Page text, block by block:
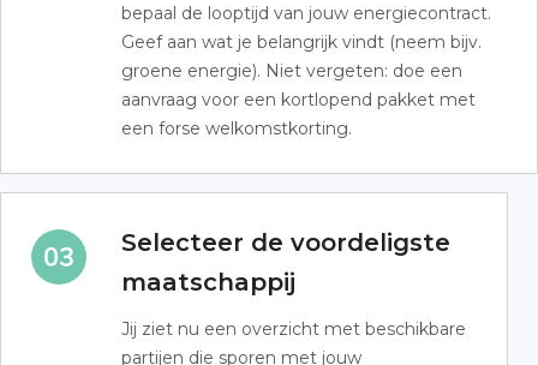
bepaal de looptijd van jouw energiecontract.
Geef aan wat je belangrijk vindt (neem bijv.
groene energie). Niet vergeten: doe een
aanvraag voor een kortlopend pakket met
een forse welkomstkorting.
Selecteer de voordeligste
maatschappij
Jij ziet nu een overzicht met beschikbare
partijen die sporen met jouw